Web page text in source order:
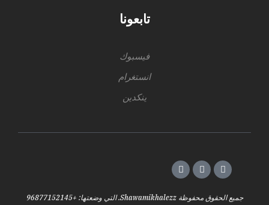
تابعونا
فيسبوك
انستغرام
ينكدين
جميع الحقوق محفوظة Shawamikhalezz. التي وضعتها: +96877152145